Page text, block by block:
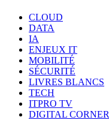
CLOUD
DATA
IA
ENJEUX IT
MOBILITÉ
SÉCURITÉ
LIVRES BLANCS
TECH
ITPRO TV
DIGITAL CORNER